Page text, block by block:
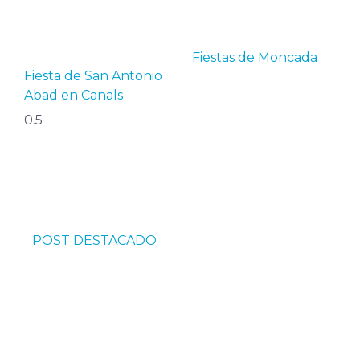
Fiesta de San Antonio
Abad en Canals
Fiestas de Moncada
POST DESTACADO